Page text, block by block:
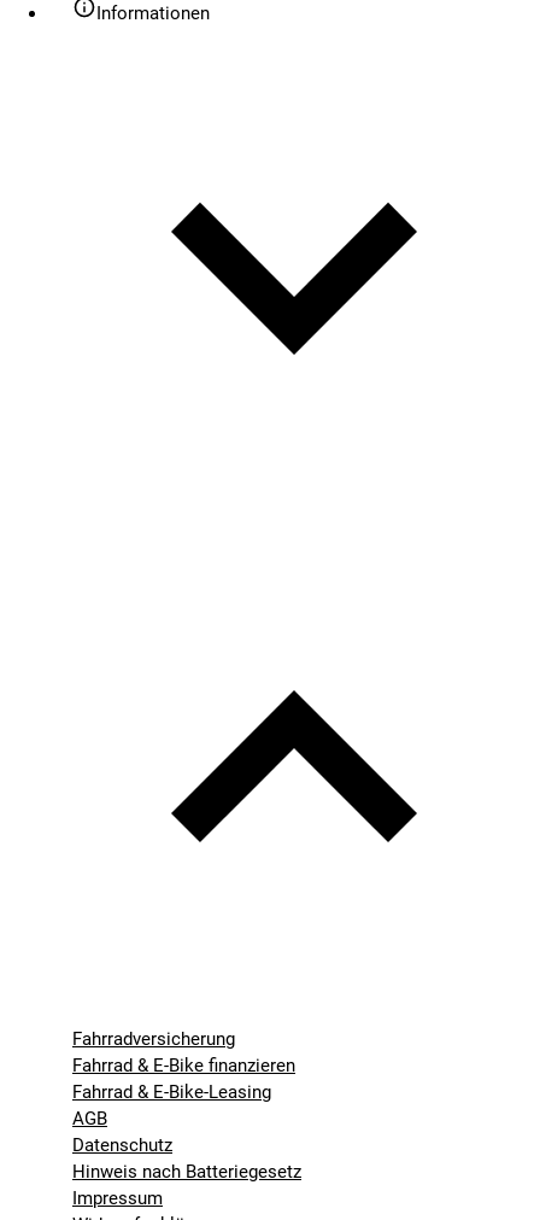
Informationen
Fahrradversicherung
Fahrrad & E-Bike finanzieren
Fahrrad & E-Bike-Leasing
AGB
Datenschutz
Hinweis nach Batteriegesetz
Impressum